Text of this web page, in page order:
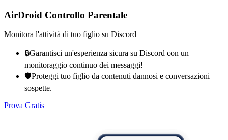
AirDroid Controllo Parentale
Monitora l'attività di tuo figlio su Discord
🔒Garantisci un'esperienza sicura su Discord con un
monitoraggio continuo dei messaggi!
🛡️Proteggi tuo figlio da contenuti dannosi e conversazioni
sospette.
Prova Gratis